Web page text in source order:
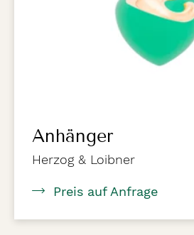
Anhänger
Herzog & Loibner
Preis auf Anfrage